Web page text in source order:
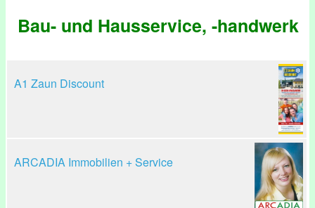
Bau- und Hausservice, -handwerk
A1 Zaun Discount
ARCADIA Immobilien + Service